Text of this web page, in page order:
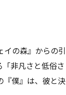
イの森』からの引
非凡さと低俗さ
『僕』は、彼と決